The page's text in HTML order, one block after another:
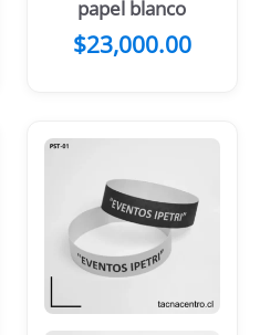
papel blanco
$23,000.00